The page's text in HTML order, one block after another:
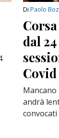
Di Paolo
dal
Covid
Mancano
andrà